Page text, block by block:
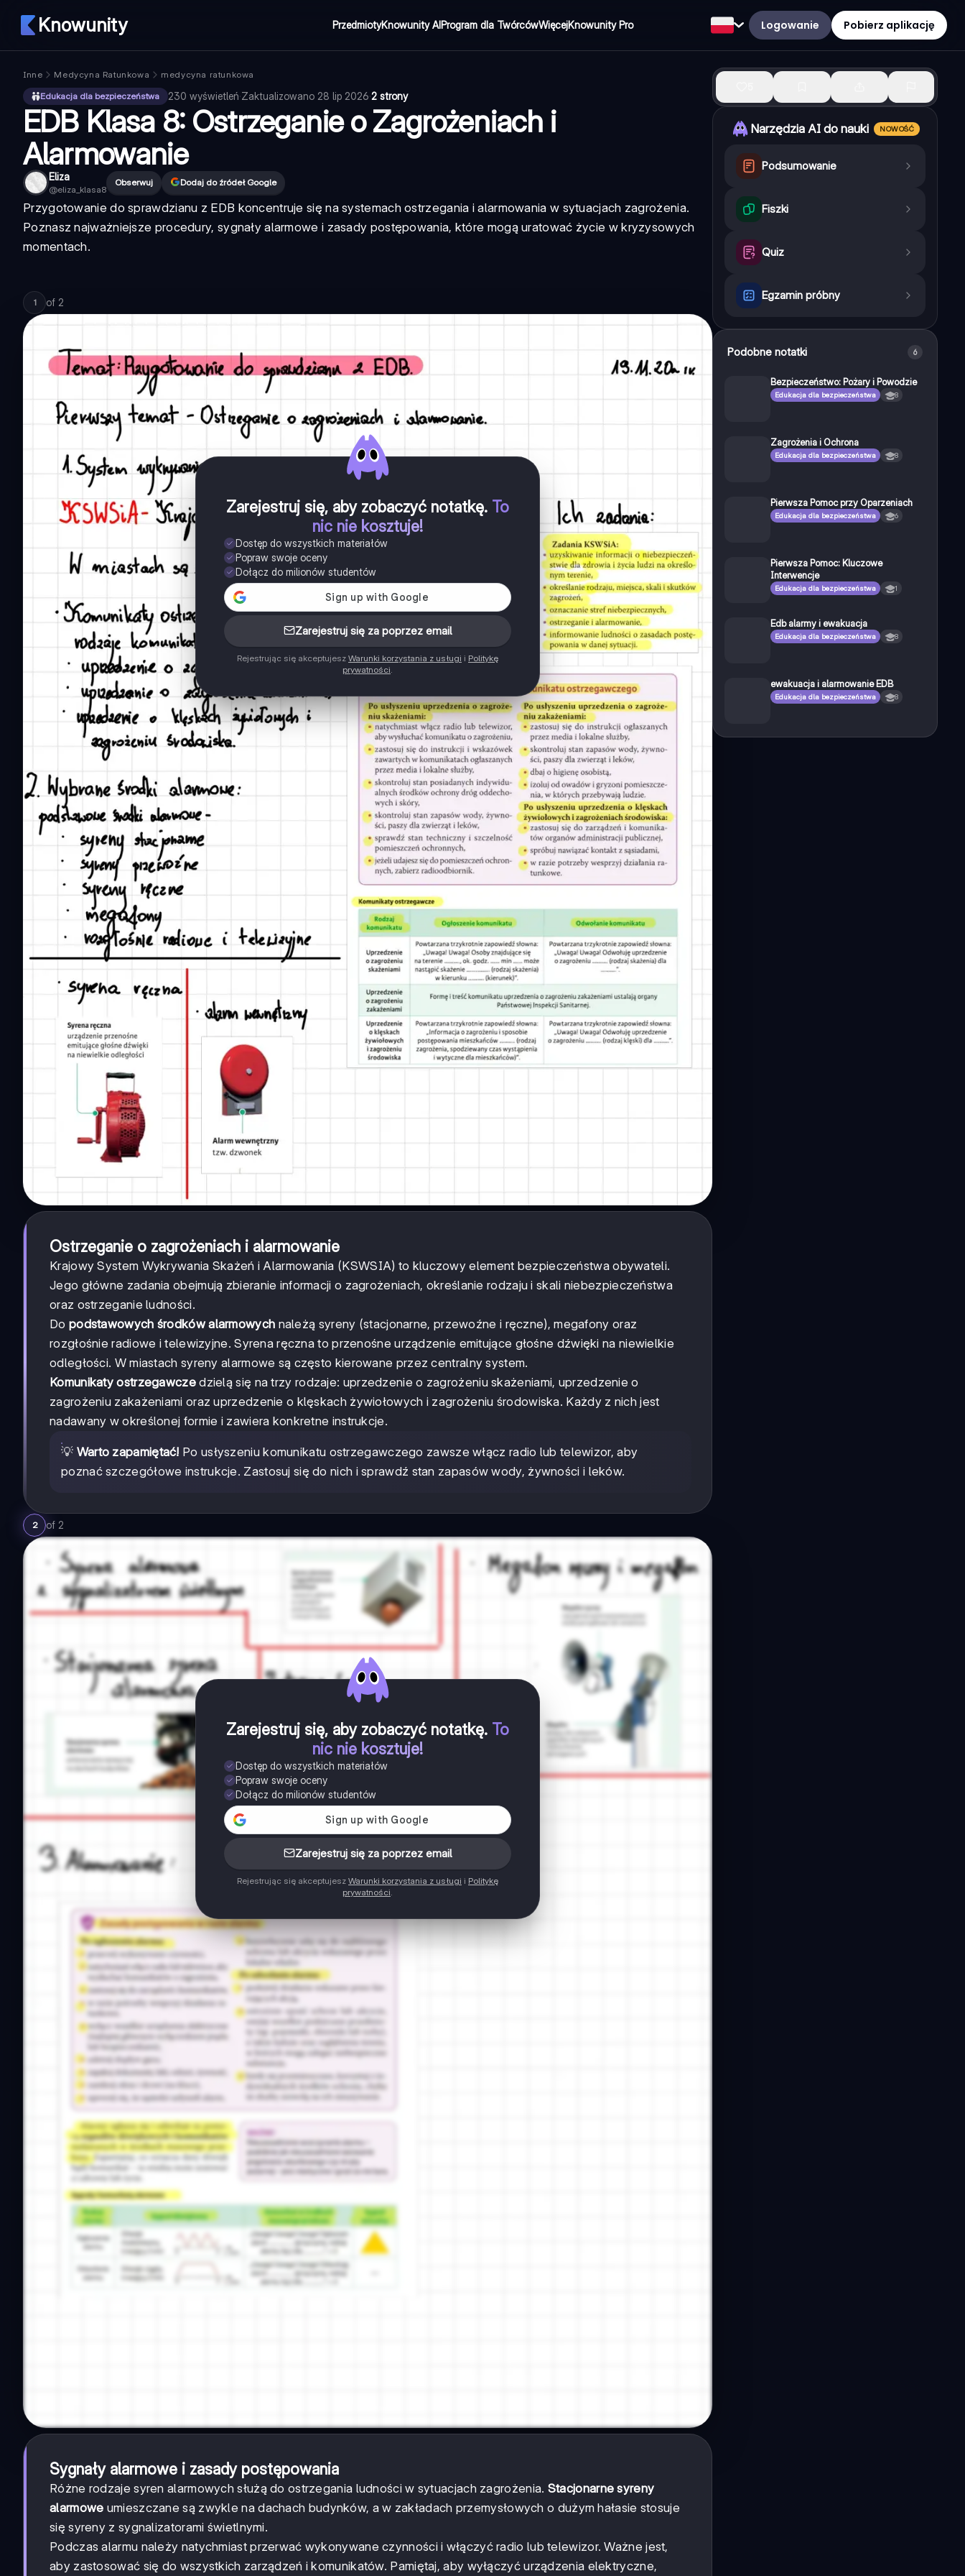
Knowunity PrzedmiotyKnowunity AIProgram dla TwórcówWięcejKnowunity Pro Logowanie Pobierz aplikację
Inne Medycyna Ratunkowa
medycyna ratunkowa
Edukacja dla bezpieczeństwa
230 wyświetleń·Zaktualizowano 28 lip 2026·2 strony
EDB Klasa 8: Ostrzeganie o Zagrożeniach i
Alarmowanie
Eliza
@eliza_klasa8
Obserwuj Dodaj do źródeł Google
Przygotowanie do sprawdzianu z EDB koncentruje się na systemach ostrzegania i alarmowania w sytuacjach zagrożenia.
Poznasz najważniejsze procedury, sygnały alarmowe i zasady postępowania, które mogą uratować życie w kryzysowych
momentach.
1 of 2
Zarejestruj się, aby zobaczyć notatkę. To
nic nie kosztuje!
Dostęp do wszystkich materiałów
Popraw swoje oceny
Dołącz do milionów studentów
Zarejestruj się za poprzez email
Rejestrując się akceptujesz Warunki korzystania z usługi i Politykę
prywatności.
Ostrzeganie o zagrożeniach i alarmowanie
Krajowy System Wykrywania Skażeń i Alarmowania (KSWSIA) to kluczowy element bezpieczeństwa obywateli.
Jego główne zadania obejmują zbieranie informacji o zagrożeniach, określanie rodzaju i skali niebezpieczeństwa
oraz ostrzeganie ludności.
Do podstawowych środków alarmowych należą syreny (stacjonarne, przewoźne i ręczne), megafony oraz
rozgłośnie radiowe i telewizyjne. Syrena ręczna to przenośne urządzenie emitujące głośne dźwięki na niewielkie
odległości. W miastach syreny alarmowe są często kierowane przez centralny system.
Komunikaty ostrzegawczedzielą się na trzy rodzaje: uprzedzenie o zagrożeniu skażeniami, uprzedzenie o
zagrożeniu zakażeniami oraz uprzedzenie o klęskach żywiołowych i zagrożeniu środowiska. Każdy z nich jest
nadawany w określonej formie i zawiera konkretne instrukcje.
💡 Warto zapamiętać! Po usłyszeniu komunikatu ostrzegawczego zawsze włącz radio lub telewizor, aby
poznać szczegółowe instrukcje. Zastosuj się do nich i sprawdź stan zapasów wody, żywności i leków.
2 of 2
Zarejestruj się, aby zobaczyć notatkę. To
nic nie kosztuje!
Dostęp do wszystkich materiałów
Popraw swoje oceny
Dołącz do milionów studentów
Zarejestruj się za poprzez email
Rejestrując się akceptujesz Warunki korzystania z usługi i Politykę
prywatności.
Sygnały alarmowe i zasady postępowania
Różne rodzaje syren alarmowych służą do ostrzegania ludności w sytuacjach zagrożenia. Stacjonarne syreny
alarmowe umieszczane są zwykle na dachach budynków, a w zakładach przemysłowych o dużym hałasie stosuje
się syreny z sygnalizatorami świetlnymi.
Podczas alarmu należy natychmiast przerwać wykonywane czynności i włączyć radio lub telewizor. Ważne jest,
aby zastosować się do wszystkich zarządzeń i komunikatów. Pamiętaj, aby wyłączyć urządzenia elektryczne,
Narzędzia AI do nauki NOWOŚĆ
Podsumowanie
Fiszki
Quiz
Egzamin próbny
Podobne notatki 6
Bezpieczeństwo: Pożary i Powodzie
Edukacja dla bezpieczeństwa 8
Zagrożenia i Ochrona
Edukacja dla bezpieczeństwa 8
Pierwsza Pomoc przy Oparzeniach
Edukacja dla bezpieczeństwa 6
Pierwsza Pomoc: Kluczowe
Interwencje
Edukacja dla bezpieczeństwa 1
Edb alarmy i ewakuacja
Edukacja dla bezpieczeństwa 8
ewakuacja i alarmowanie EDB
Edukacja dla bezpieczeństwa 8